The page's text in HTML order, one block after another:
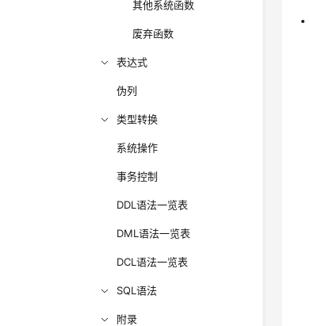
其他系统函数
废弃函数
表达式
伪列
类型转换
系统操作
事务控制
DDL语法一览表
DML语法一览表
DCL语法一览表
SQL语法
附录